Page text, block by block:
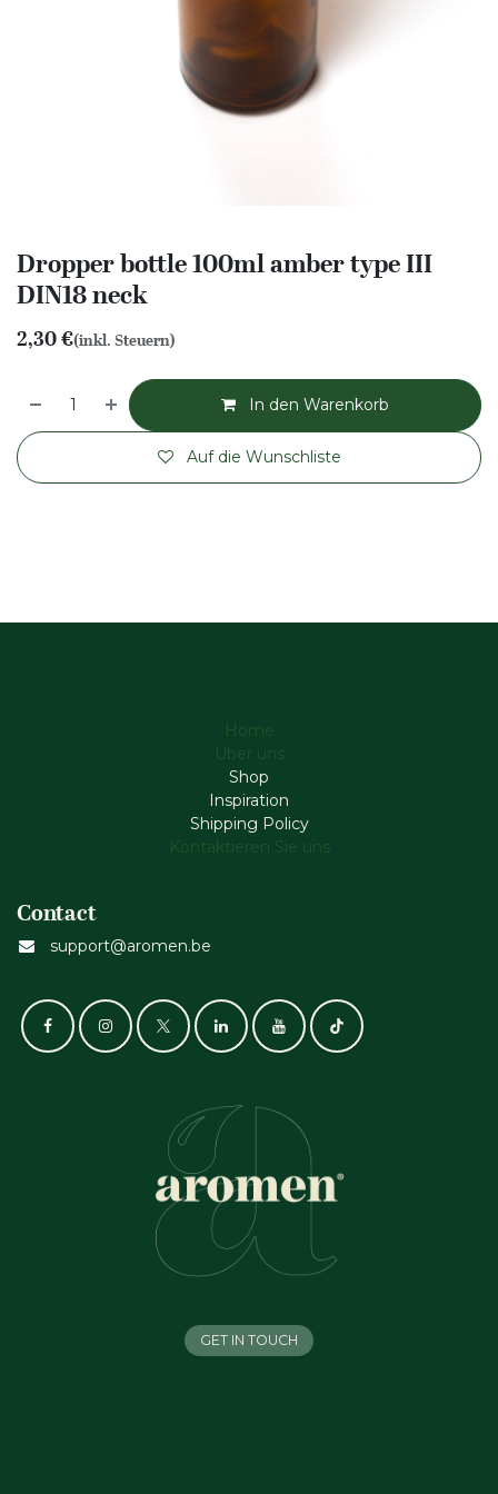
Dropper bottle 100ml amber type III
DIN18 neck
2,30€(inkl. Steuern)
In den Warenkorb
Auf die Wunschliste
Home
Über uns
Shop
Inspiration
Shipping Policy
Kontaktieren Sie uns
Contact
support@aromen.be
GET IN TOUCH